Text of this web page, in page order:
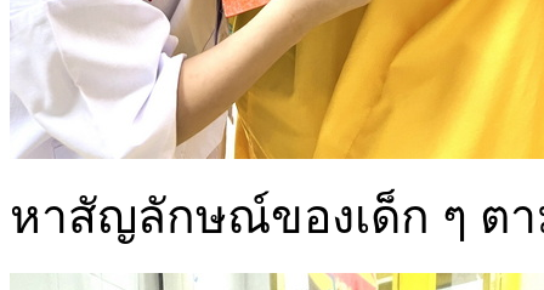
หาสัญลักษณ์ของเด็ก ๆ ตา